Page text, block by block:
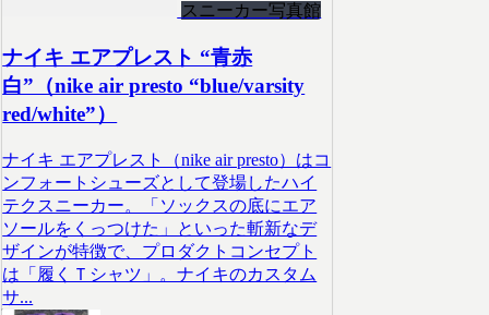
スニーカー写真館
ナイキ エアプレスト “青赤
白”（nike air presto “blue/varsity
red/white”）
ナイキ エアプレスト（nike air presto）はコ
ンフォートシューズとして登場したハイ
テクスニーカー。「ソックスの底にエア
ソールをくっつけた」といった斬新なデ
ザインが特徴で、プロダクトコンセプト
は「履くＴシャツ」。ナイキのカスタム
サ...